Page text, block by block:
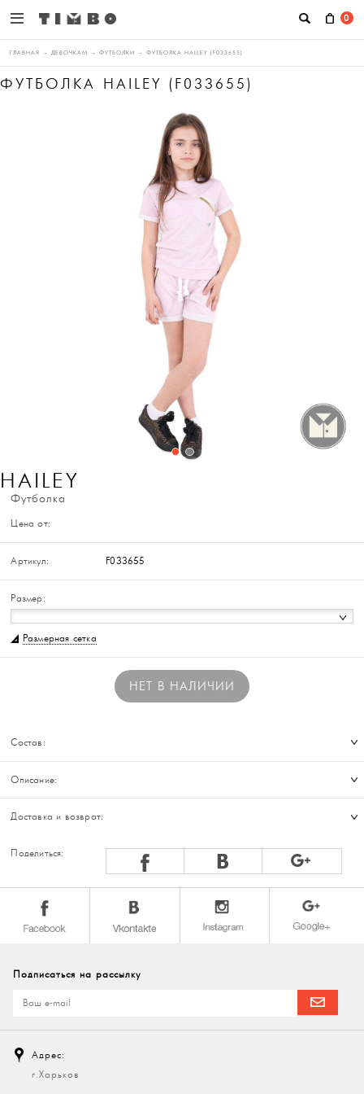
0
ГЛАВНАЯ → ДЕВОЧКАМ → ФУТБОЛКИ → ФУТБОЛКА HAILEY (F033655)
ФУТБОЛКА HAILEY (F033655)
HAILEY
Футболка
Цена от:
Артикул: F033655
Размер:
Размерная сетка
НЕТ В НАЛИЧИИ
Состав:
Описание:
Доставка и возврат:
Поделиться:
Подписаться на рассылку
Адрес:
г.Харьков